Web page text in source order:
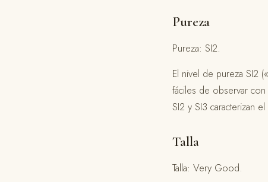
Pureza
Pureza: SI2.
El nivel de pureza SI2
fáciles de observar con
SI2 y SI3 caracterizan
Talla
Talla: Very Good.